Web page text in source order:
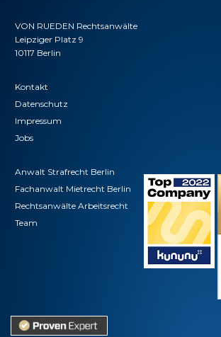
VON RUEDEN Rechtsanwälte
Leipziger Platz 9
10117 Berlin
Kontakt
Datenschutz
Impressum
Jobs
Anwalt Strafrecht Berlin
Fachanwalt Mietrecht Berlin
Rechtsanwälte Arbeitsrecht
Team